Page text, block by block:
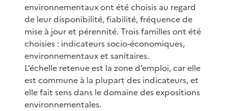
environnementaux ont été choisis au regard
de leur disponibilité, fiabilité, fréquence de
mise à jour et pérennité. Trois familles ont été
choisies : indicateurs socio-économiques,
environnementaux et sanitaires.
L’échelle retenue est la zone d’emploi, car elle
est commune à la plupart des indicateurs, et
elle fait sens dans le domaine des expositions
environnementales.